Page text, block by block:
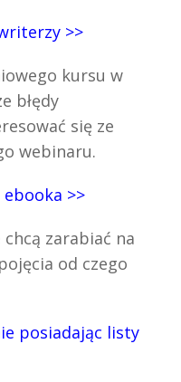
>>
kursu w
błędy
się ze
webinaru.
>>
zarabiać na
od czego
posiadając listy